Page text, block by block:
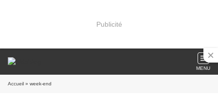
Publicité
MENU
Accueil » week-end